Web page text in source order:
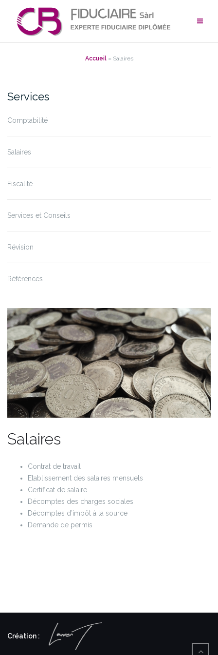
contenu
Accueil» Salaires
Services
Comptabilité
Salaires
Fiscalité
Services et Conseils
Révision
Références
Salaires
Contrat de travail
Etablissement des salaires mensuels
Certificat de salaire
Décomptes des charges sociales
Décomptes d’impôt à la source
Demande de permis
Création :